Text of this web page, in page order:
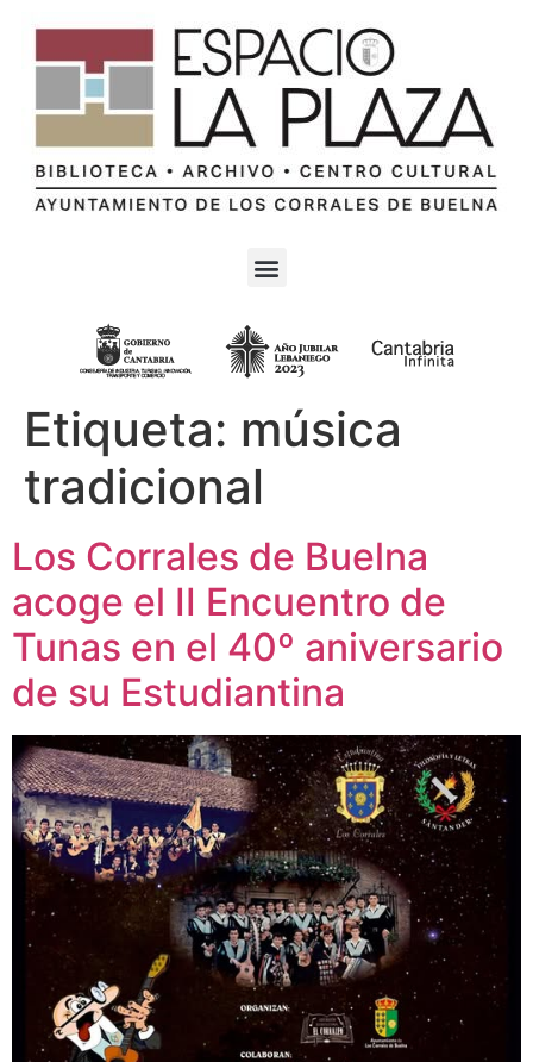
Etiqueta: música
tradicional
Los Corrales de Buelna
acoge el II Encuentro de
Tunas en el 40º aniversario
de su Estudiantina